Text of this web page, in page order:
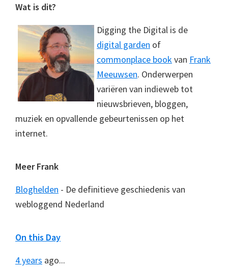
Footer
Wat is dit?
Digging the Digital is de
digital garden of
commonplace bookvan Frank
Meeuwsen. Onderwerpen
variëren van indieweb tot
nieuwsbrieven, bloggen,
muziek en opvallende gebeurtenissen op het
internet.
Meer Frank
Bloghelden - De definitieve geschiedenis van
webloggend Nederland
On this Day
4 years ago...